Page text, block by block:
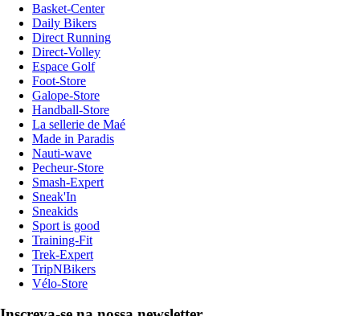
Basket-Center
Daily Bikers
Direct Running
Direct-Volley
Espace Golf
Foot-Store
Galope-Store
Handball-Store
La sellerie de Maé
Made in Paradis
Nauti-wave
Pecheur-Store
Smash-Expert
Sneak'In
Sneakids
Sport is good
Training-Fit
Trek-Expert
TripNBikers
Vélo-Store